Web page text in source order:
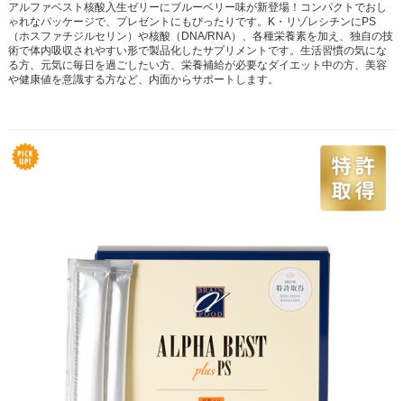
アルファベスト核酸入生ゼリーにブルーベリー味が新登場！コンパクトでおし
ゃれなパッケージで、プレゼントにもぴったりです。K・リゾレシチンにPS
（ホスファチジルセリン）や核酸（DNA/RNA）、各種栄養素を加え、独自の技
術で体内吸収されやすい形で製品化したサプリメントです。生活習慣の気にな
る方、元気に毎日を過ごしたい方、栄養補給が必要なダイエット中の方、美容
や健康値を意識する方など、内面からサポートします。